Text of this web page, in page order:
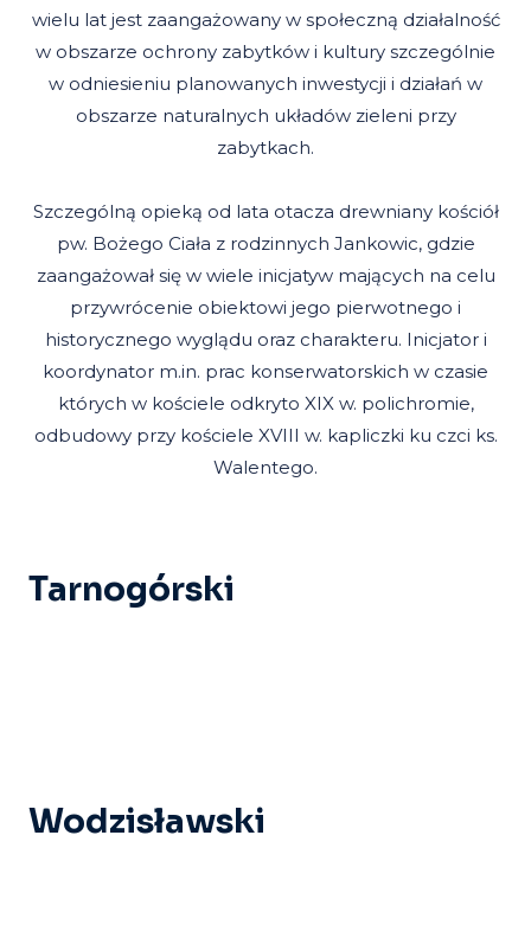
wielu lat jest zaangażowany w społeczną działalność
w obszarze ochrony zabytków i kultury szczególnie
w odniesieniu planowanych inwestycji i działań w
obszarze naturalnych układów zieleni przy
zabytkach.
Szczególną opieką od lata otacza drewniany kościół
pw. Bożego Ciała z rodzinnych Jankowic, gdzie
zaangażował się w wiele inicjatyw mających na celu
przywrócenie obiektowi jego pierwotnego i
historycznego wyglądu oraz charakteru. Inicjator i
koordynator m.in. prac konserwatorskich w czasie
których w kościele odkryto XIX w. polichromie,
odbudowy przy kościele XVIII w. kapliczki ku czci ks.
Walentego.
Tarnogórski
Wodzisławski